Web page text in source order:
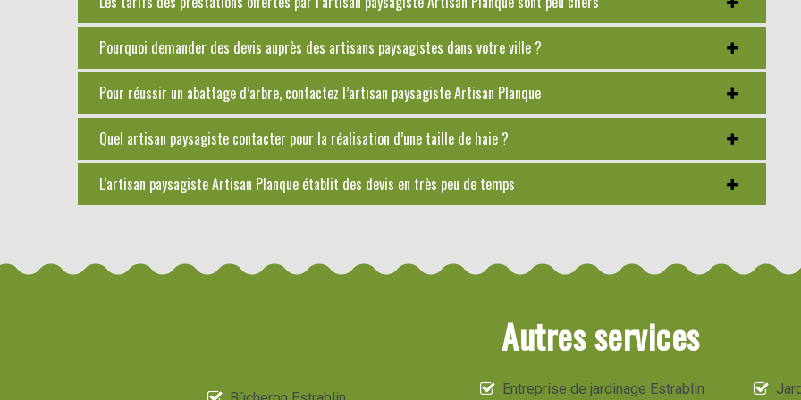
Pourquoi demander des devis auprès des artisans paysagistes dans votre ville ?
Pour réussir un abattage d’arbre, contactez l’artisan paysagiste Artisan Planque
Quel artisan paysagiste contacter pour la réalisation d’une taille de haie ?
L’artisan paysagiste Artisan Planque établit des devis en très peu de temps
Autres services
Entreprise de jardinage Estrablin